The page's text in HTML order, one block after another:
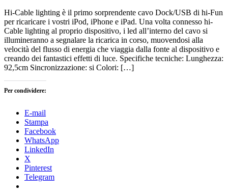
Hi-Cable lighting è il primo sorprendente cavo Dock/USB di hi-Fun
per ricaricare i vostri iPod, iPhone e iPad. Una volta connesso hi-
Cable lighting al proprio dispositivo, i led all’interno del cavo si
illumineranno a segnalare la ricarica in corso, muovendosi alla
velocità del flusso di energia che viaggia dalla fonte al dispositivo e
creando dei fantastici effetti di luce. Specifiche tecniche: Lunghezza:
92,5cm Sincronizzazione: si Colori: […]
Per condividere:
E-mail
Stampa
Facebook
WhatsApp
LinkedIn
X
Pinterest
Telegram